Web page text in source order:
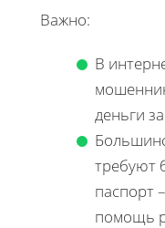
Важно:
В
деньги
требуют
паспорт
помощь